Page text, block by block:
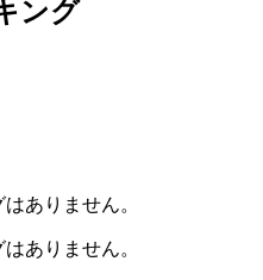
ング
ありません。
ありません。